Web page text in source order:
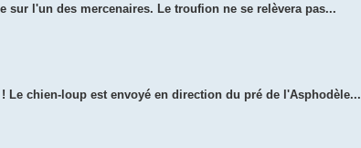
l'un des mercenaires. Le troufion ne se relèvera pas...
chien-loup est envoyé en direction du pré de l'Asphodèle...